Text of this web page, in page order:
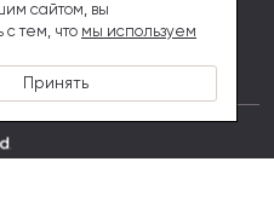
сайтом, вы
тем, что мы используем
Принять